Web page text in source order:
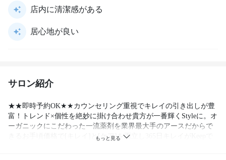
店内に清潔感がある
居心地が良い
サロン紹介
★★即時予約OK★★カウンセリング重視でキレイの引き出しが豊
富！トレンド×個性を絶妙に掛け合わせ貴方が一番輝くStyleに。オ
ーガニックにこだわった一流薬剤を業界最大手のアースだからで
きるお手頃価格で[キレイ]と[ケア]を両立し365日キレイがKeepで